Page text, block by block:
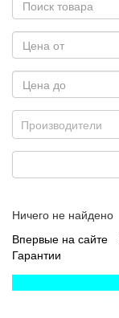
Производители
Ничего не найдено
Впервые на сайте
Гарантии